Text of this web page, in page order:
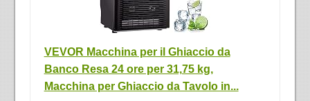
VEVOR Macchina per il Ghiaccio da
Banco Resa 24 ore per 31,75 kg,
Macchina per Ghiaccio da Tavolo in...